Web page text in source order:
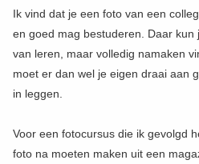
Ik vind dat je een foto van een
en goed mag bestuderen. Daar kun
van leren, maar volledig namaken
moet er dan wel je eigen draai aan
in leggen.
Voor een fotocursus die ik gevolgd
foto na moeten maken uit een